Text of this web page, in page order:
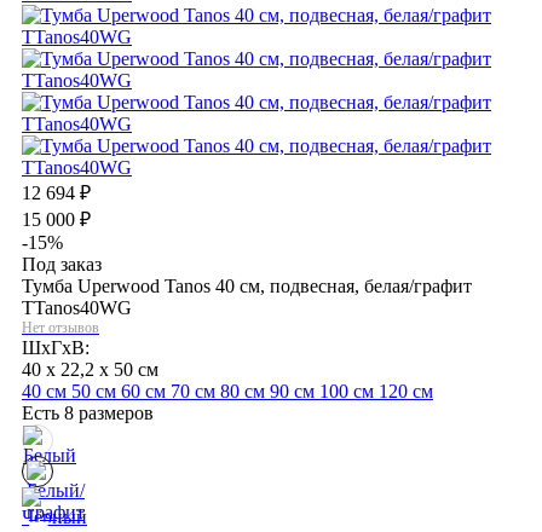
12 694 ₽
15 000 ₽
-15%
Под заказ
Тумба Uperwood Tanos 40 см, подвесная, белая/графит
TTanos40WG
Нет отзывов
ШхГхВ:
40 x 22,2 x 50 см
40 см 50 см 60 см 70 см 80 см 90 см 100 см 120 см
Есть 8 размеров